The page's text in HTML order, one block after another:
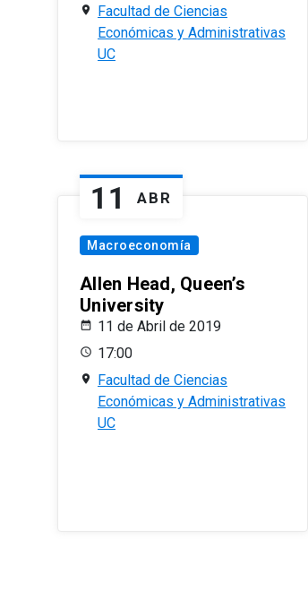
Facultad de Ciencias
Económicas y Administrativas
UC
11 ABR
Macroeconomía
Allen Head, Queen’s
University
11 de Abril de 2019
17:00
Facultad de Ciencias
Económicas y Administrativas
UC